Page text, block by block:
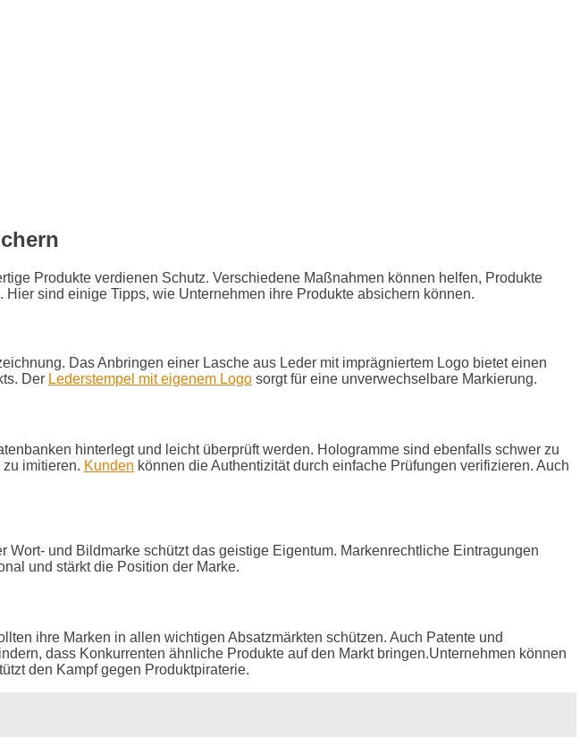
Produkte verdienen Schutz. Verschiedene Maßnahmen können helfen, Produkte
sind einige Tipps, wie Unternehmen ihre Produkte absichern können.
Das Anbringen einer Lasche aus Leder mit imprägniertem Logo bietet einen
Der Lederstempel mit eigenem Logo sorgt für eine unverwechselbare Markierung.
hinterlegt und leicht überprüft werden. Hologramme sind ebenfalls schwer zu
imitieren. Kunden können die Authentizität durch einfache Prüfungen verifizieren. Auch
und Bildmarke schützt das geistige Eigentum. Markenrechtliche Eintragungen
und stärkt die Position der Marke.
ihre Marken in allen wichtigen Absatzmärkten schützen. Auch Patente und
dass Konkurrenten ähnliche Produkte auf den Markt bringen.Unternehmen können
den Kampf gegen Produktpiraterie.